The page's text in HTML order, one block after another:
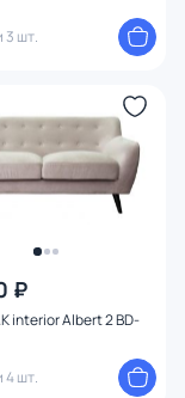
3 шт.
₽
interior Albert 2 BD-
4 шт.